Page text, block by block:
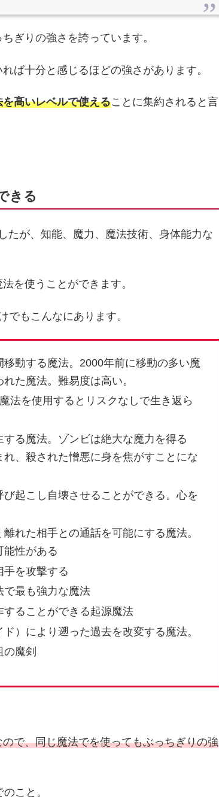
ぎりの強さを誇っています。
ば十分と感じるほどの強さがあります。
高いレベルで使えることに集約されると言
きる
たが、知能、魔力、魔法技術、身体能力な
を使うことができます。
でもこんなにあります。
動する魔法。2000年前に移動の多い魔
た魔法。難易度は高い。
法を使用するとリスクなしで生き返ら
る魔法。ゾンビは絶大な魔力を得る
、殺された憎悪に身を焦がすことにな
起こし自壊させることができる。心を
れた相手との通話を可能にする魔法。
能性がある
手を攻撃する
で最も強力な魔法
ることができる起源魔法
）により遡った過去を改変する魔法。
魔剣
で、同じ魔法でを使ってもぶっちぎりの強
こと。